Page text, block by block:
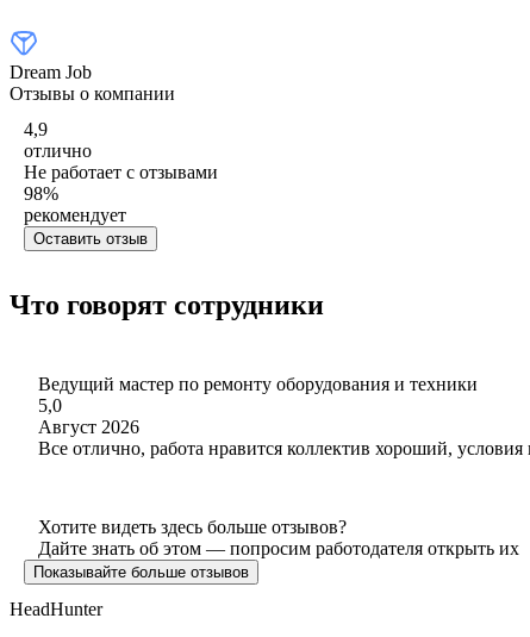
Dream Job
Отзывы о компании
4,9
отлично
Не работает с отзывами
98%
рекомендует
Оставить отзыв
Что говорят сотрудники
Ведущий мастер по ремонту оборудования и техники
5,0
Август 2026
Все отлично, работа нравится коллектив хороший,
Хотите видеть здесь больше отзывов?
Дайте знать об этом — попросим работодателя открыть их
Показывайте больше отзывов
HeadHunter